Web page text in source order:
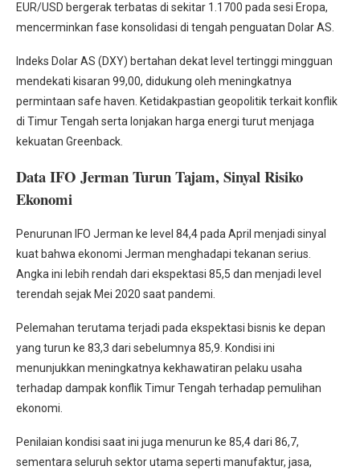
EUR/USD bergerak terbatas di sekitar 1.1700 pada sesi Eropa,
mencerminkan fase konsolidasi di tengah penguatan Dolar AS.
Indeks Dolar AS (DXY) bertahan dekat level tertinggi mingguan
mendekati kisaran 99,00, didukung oleh meningkatnya
permintaan safe haven. Ketidakpastian geopolitik terkait konflik
di Timur Tengah serta lonjakan harga energi turut menjaga
kekuatan Greenback.
Data IFO Jerman Turun Tajam, Sinyal Risiko
Ekonomi
Penurunan IFO Jerman ke level 84,4 pada April menjadi sinyal
kuat bahwa ekonomi Jerman menghadapi tekanan serius.
Angka ini lebih rendah dari ekspektasi 85,5 dan menjadi level
terendah sejak Mei 2020 saat pandemi.
Pelemahan terutama terjadi pada ekspektasi bisnis ke depan
yang turun ke 83,3 dari sebelumnya 85,9. Kondisi ini
menunjukkan meningkatnya kekhawatiran pelaku usaha
terhadap dampak konflik Timur Tengah terhadap pemulihan
ekonomi.
Penilaian kondisi saat ini juga menurun ke 85,4 dari 86,7,
sementara seluruh sektor utama seperti manufaktur, jasa,